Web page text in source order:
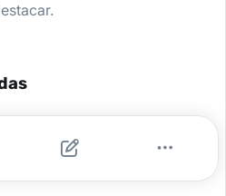
encontrada